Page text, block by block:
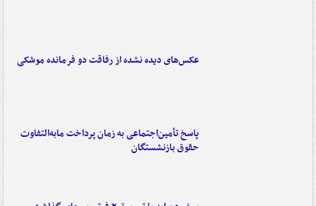
عکس‌های دیده نشده از رفاقت دو فرمانده‌ موشکی
پاسخ تأمین‌اجتماعی به زمان پرداخت مابه‌التفاوت
حقوق بازنشستگان